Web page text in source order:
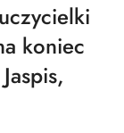
koniec